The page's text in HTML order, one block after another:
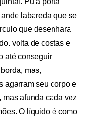
Pula porta
labareda que se
que desenhara
volta de costas e
até conseguir
mas,
agarram seu corpo e
mas afunda cada vez
O líquido é como